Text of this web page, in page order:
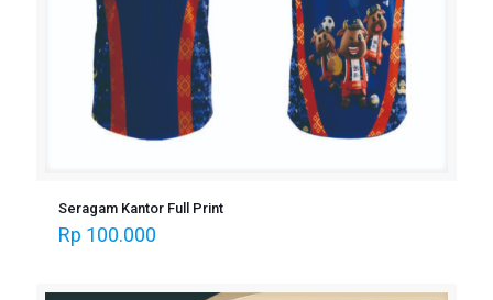
Seragam Kantor Full Print
Rp 100.000